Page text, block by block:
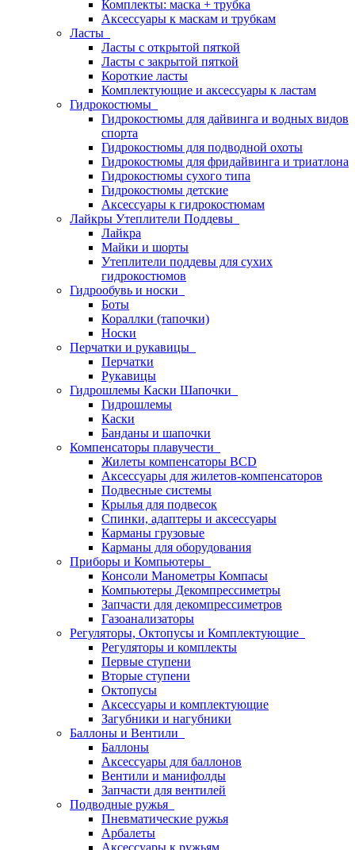
Комплекты: маска + трубка
Аксессуары к маскам и трубкам
Ласты
Ласты с открытой пяткой
Ласты с закрытой пяткой
Короткие ласты
Комплектующие и аксессуары к ластам
Гидрокостюмы
Гидрокостюмы для дайвинга и водных видов
спорта
Гидрокостюмы для подводной охоты
Гидрокостюмы для фридайвинга и триатлона
Гидрокостюмы сухого типа
Гидрокостюмы детские
Аксессуары к гидрокостюмам
Лайкры Утеплители Поддевы
Лайкра
Майки и шорты
Утеплители поддевы для сухих
гидрокостюмов
Гидрообувь и носки
Боты
Кораллки (тапочки)
Носки
Перчатки и рукавицы
Перчатки
Рукавицы
Гидрошлемы Каски Шапочки
Гидрошлемы
Каски
Банданы и шапочки
Компенсаторы плавучести
Жилеты компенсаторы BCD
Аксессуары для жилетов-компенсаторов
Подвесные системы
Крылья для подвесок
Спинки, адаптеры и аксессуары
Карманы грузовые
Карманы для оборудования
Приборы и Компьютеры
Консоли Манометры Компасы
Компьютеры Декомпрессиметры
Запчасти для декомпрессиметров
Газоанализаторы
Регуляторы, Октопусы и Комплектующие
Регуляторы и комплекты
Первые ступени
Вторые ступени
Октопусы
Аксессуары и комплектующие
Загубники и нагубники
Баллоны и Вентили
Баллоны
Аксессуары для баллонов
Вентили и манифолды
Запчасти для вентилей
Подводные ружья
Пневматические ружья
Арбалеты
Аксессуары к ружьям